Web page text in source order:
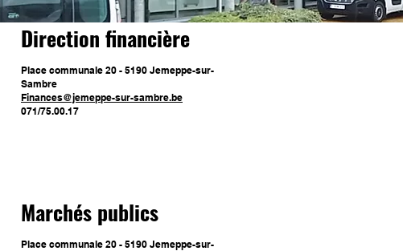
Direction financière
Place communale 20 - 5190 Jemeppe-sur-
Sambre
Finances@jemeppe-sur-sambre.be
071/75.00.17
Marchés publics
Place communale 20 - 5190 Jemeppe-sur-